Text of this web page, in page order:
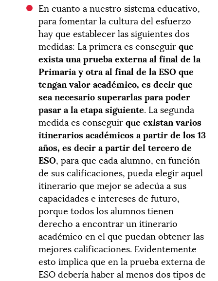
En cuanto a nuestro sistema educativo,
para fomentar la cultura del esfuerzo
hay que establecer las siguientes dos
medidas: La primera es conseguirque
exista una prueba externa al final de la
Primaria y otra al final de la ESO que
tengan valor académico, es decir que
sea necesario superarlas para poder
pasar a la etapa siguiente. La segunda
medida es conseguirque existan varios
itinerarios académicos a partir de los 13
años, es decir a partir del tercero de
ESO, para que cada alumno, en función
de sus calificaciones, pueda elegir aquel
itinerario que mejor se adecúa a sus
capacidades e intereses de futuro,
porque todos los alumnos tienen
derecho a encontrar un itinerario
académico en el que puedan obtener las
mejores calificaciones. Evidentemente
esto implica que en la prueba externa de
ESO debería haber al menos dos tipos de